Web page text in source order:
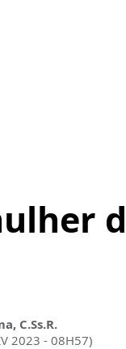
C.Ss.R.
2023 - 08H57)